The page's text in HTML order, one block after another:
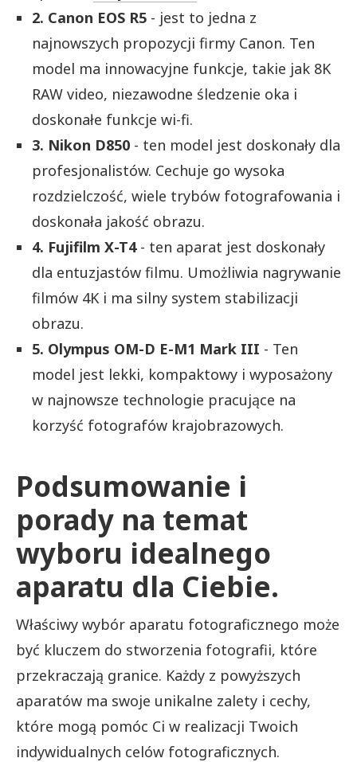
2. Canon EOS R5 - jest to jedna z
najnowszych propozycji firmy Canon. Ten
model ma innowacyjne funkcje, takie jak 8K
RAW video, niezawodne śledzenie oka i
doskonałe funkcje wi-fi.
3. Nikon D850 - ten model jest doskonały dla
profesjonalistów. Cechuje go wysoka
rozdzielczość, wiele trybów fotografowania i
doskonała jakość obrazu.
4. Fujifilm X-T4- ten aparat jest doskonały
dla entuzjastów filmu. Umożliwia nagrywanie
filmów 4K i ma silny system stabilizacji
obrazu.
5. Olympus OM-D E-M1 Mark III - Ten
model jest lekki, kompaktowy i wyposażony
w najnowsze technologie pracujące na
korzyść fotografów krajobrazowych.
Podsumowanie i
porady na temat
wyboru idealnego
aparatu dla Ciebie.
Właściwy wybór aparatu fotograficznego może
być kluczem do stworzenia fotografii, które
przekraczają granice. Każdy z powyższych
aparatów ma swoje unikalne zalety i cechy,
które mogą pomóc Ci w realizacji Twoich
indywidualnych celów fotograficznych.